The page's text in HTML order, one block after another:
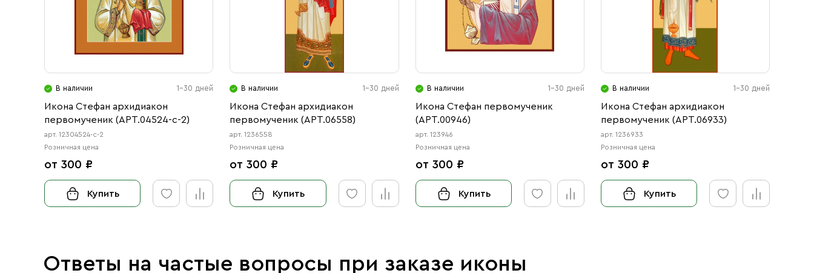
В наличии 1-30 дней
Икона Стефан архидиакон
первомученик (АРТ.04524-с-2)
арт. 12304524-с-2
Розничная цена
от 300 ₽
Купить
В наличии 1-30 дней
Икона Стефан архидиакон
первомученик (АРТ.06558)
арт. 1236558
Розничная цена
от 300 ₽
Купить
В наличии 1-30 дней
Икона Стефан первомученик
(АРТ.00946)
арт. 123946
Розничная цена
от 300 ₽
Купить
В наличии 1-30 дней
Икона Стефан архидиакон
первомученик (АРТ.06933)
арт. 1236933
Розничная цена
от 300 ₽
Купить
Ответы на частые вопросы при заказе иконы